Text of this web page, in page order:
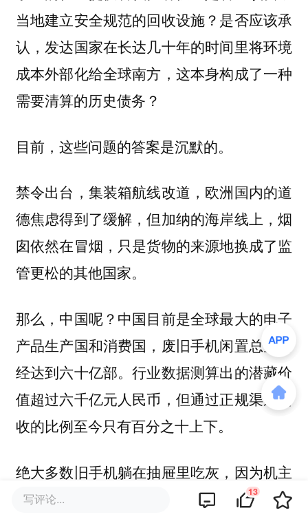
当地建立安全规范的回收设施？是否应该承
认，发达国家在长达几十年的时间里将环境
成本外部化给全球南方，这本身构成了一种
需要清算的历史债务？
目前，这些问题的答案是沉默的。
禁令出台，集装箱航线改道，欧洲国内的道
德焦虑得到了缓解，但加纳的海岸线上，烟
囱依然在冒烟，只是货物的来源地换成了监
管更松的其他国家。
那么，中国呢？中国目前是全球最大的电子
产品生产国和消费国，废旧手机闲置总量已
经达到六十亿部。行业数据测算出的潜藏价
值超过六千亿元人民币，但通过正规渠道回
收的比例至今只有百分之十上下。
绝大多数旧手机躺在抽屉里吃灰，因为机主
担心隐私泄露，因为不知道哪里有可靠的回
写评论... 13